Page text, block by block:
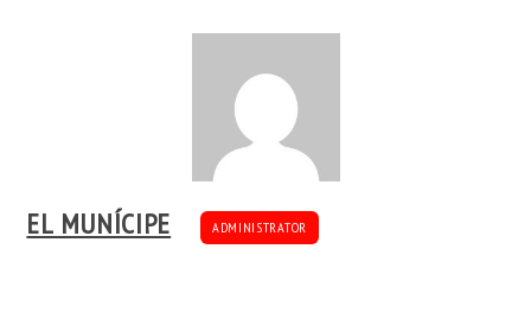
EL MUNÍCIPE ADMINISTRATOR